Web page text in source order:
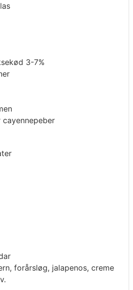
3-7%
cayennepeber
forårsløg, jalapenos, creme